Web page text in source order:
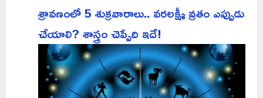
శ్రావణంలో 5 శుక్రవారాలు.. వరలక్ష్మీ వ్రతం ఎప్పుడు
చేయాలి? శాస్త్రం చెప్పేది ఇదే!